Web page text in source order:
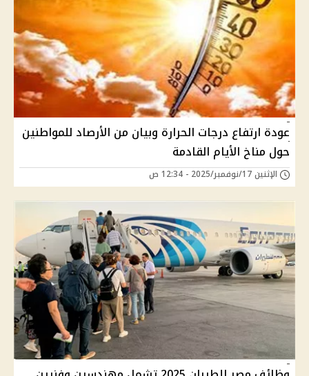
عودة ارتفاع درجات الحرارة وبيان من الأرصاد للمواطنين
حول مناخ الأيام القادمة
الإثنين 17/نوفمبر/2025 - 12:34 ص